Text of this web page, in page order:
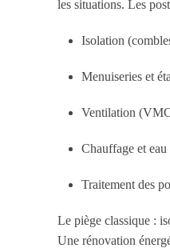
les situations. Les
Isolation
Menuiseries et
Ventilation (VMC
Chauffage et
Traitement des
Le piège classique :
Une rénovation